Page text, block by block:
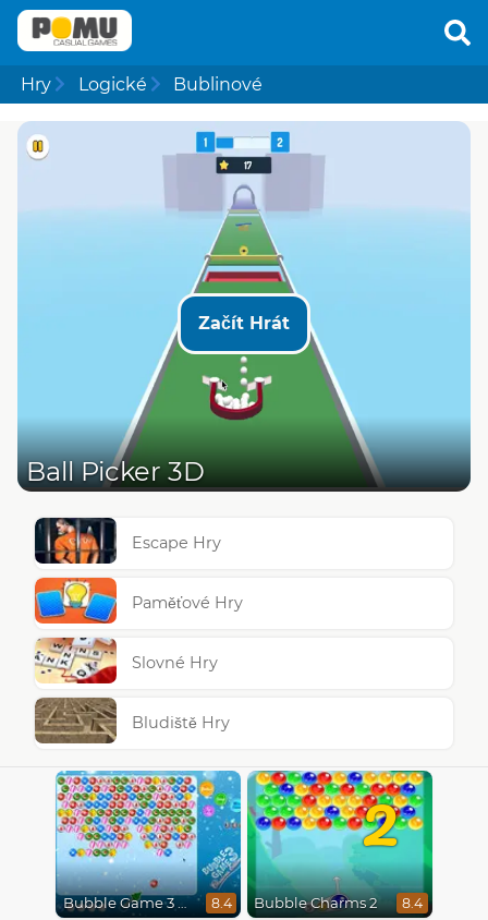
Hry Logické Bublinové
Začít Hrát
Ball Picker 3D
Escape Hry
Paměťové Hry
Slovné Hry
Bludiště Hry
Bubble Game 3 Christmas 8.4
2
Bubble Charms 2 8.4